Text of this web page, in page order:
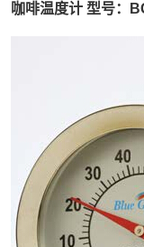
咖啡温度计 型号：